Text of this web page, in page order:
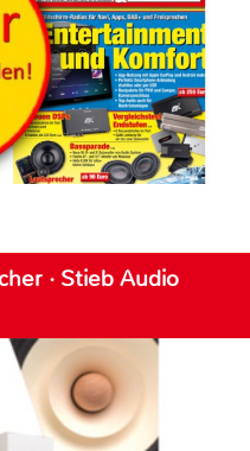
· Stieb Audio